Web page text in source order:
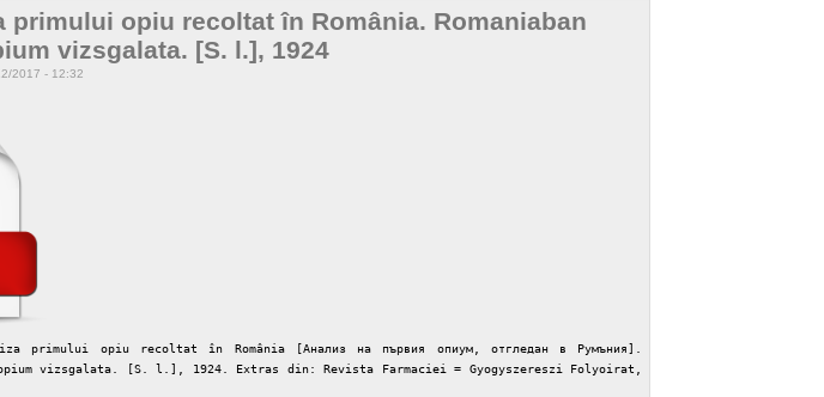
primului opiu recoltat în România. Romaniaban
vizsgalata. [S. l.], 1924
2017 - 12:32
primului opiu recoltat în România [Анализ на първия опиум, отгледан в Румъния].
vizsgalata. [S. l.], 1924. Extras din: Revista Farmaciei = Gyogyszereszi Folyoirat,